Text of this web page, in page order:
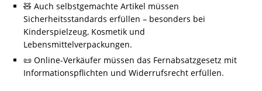
🧸 Auch selbstgemachte Artikel müssen
Sicherheitsstandards erfüllen – besonders bei
Kinderspielzeug, Kosmetik und
Lebensmittelverpackungen.
📜 Online-Verkäufer müssen das Fernabsatzgesetz mit
Informationspflichten und Widerrufsrecht erfüllen.